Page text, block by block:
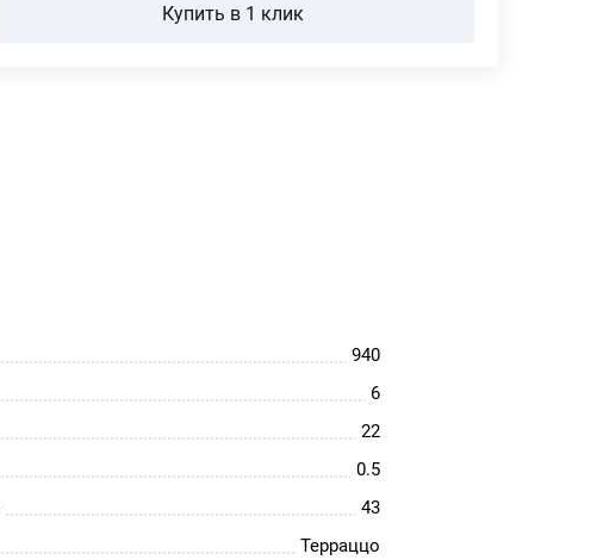
Купить в 1 клик
940
6
22
0.5
43
Терраццо